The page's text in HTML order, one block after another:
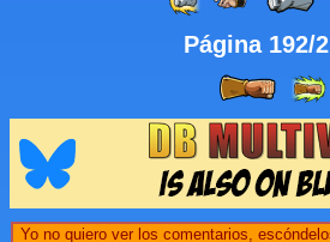
Página 192/
Yo no quiero ver los comentarios,